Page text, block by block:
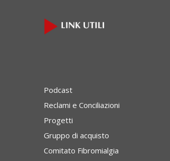
Podcast
Reclami e Conciliazioni
Progetti
Gruppo di acquisto
Comitato Fibromialgia